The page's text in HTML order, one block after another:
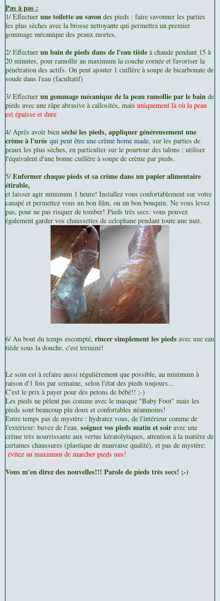
Pas à pas :
1/ Effectuer une toilette au savon des pieds : faire savonner les parties
les plus sèches avec la brosse nettoyante qui permettra un premier
gommage mécanique des peaux mortes.
2/ Effectuer un bain de pieds dans de l'eau tiède à chaude pendant 15 à
20 minutes, pour ramollir au maximum la couche cornée et favoriser la
pénétration des actifs. On peut ajouter 1 cuillère à soupe de bicarbonate de
soude dans l'eau (facultatif)
3/ Effectuer un gommage mécanique de la peau ramollie par le bain de
pieds avec une râpe abrasive à callosités, mais uniquement là où la peau
est épaisse et dure
4/ Après avoir bien séché les pieds, appliquer généreusement une
crème à l'urée qui peut être une crème home made, sur les parties de
peaux les plus sèches, en particulier sur le pourtour des talons : utiliser
l'équivalent d'une bonne cuillère à soupe de crème par pieds.
5/ Enfermer chaque pieds et sa crème dans un papier alimentaire
étirable,
et laisser agir minimum 1 heure! Installez vous confortablement sur votre
canapé et permettez vous un bon film, ou un bon bouquin. Ne vous levez
pas, pour ne pas risquer de tomber! Pieds très secs: vous pouvez
également garder vos chaussettes de celophane pendant toute une nuit.
6/ Au bout du temps escompté, rincer simplement les pieds avec une eau
tiède sous la douche, c'est terminé!
Le soin est à refaire aussi régulièrement que possible, au minimum à
raison d'1 fois par semaine, selon l'état des pieds toujours...
C'est le prix à payer pour des petons de bébé!! ;-)
Les pieds ne pèlent pas comme avec le masque "Baby Foot" mais les
pieds sont beaucoup plu doux et confortables néanmoins!
Entre temps pas de mystère : hydratez vous, de l'intérieur comme de
l'extérieur: buvez de l'eau, soignez vos pieds matin et soir avec une
crème très nourrissante aux vertus kératolytiques, attention à la matière de
certaines chaussures (plastique de mauvaise qualité), et pas de mystère:
évitez au maximum de marcher pieds nus!
Vous m'en direz des nouvelles!!! Parole de pieds très secs! ;-)